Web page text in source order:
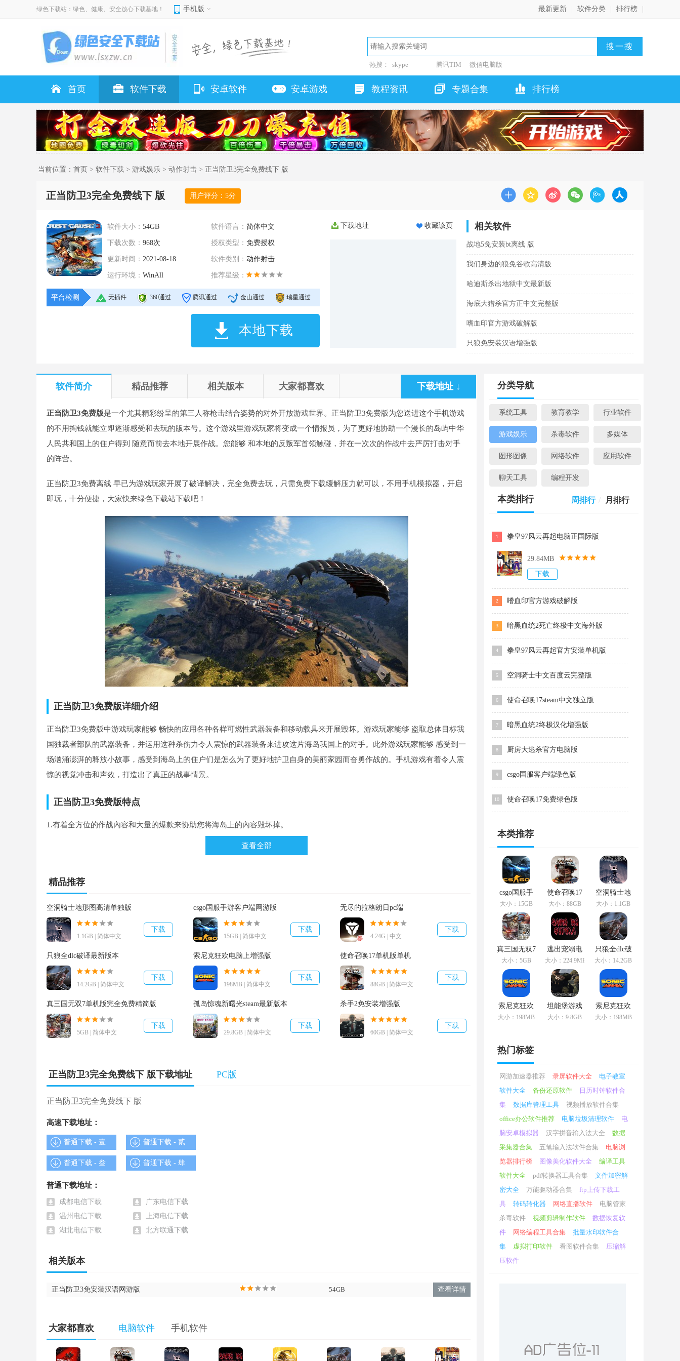
绿色下载站：绿色、健康、安全放心下载基地！ 手机版 最新更新 软件分类 排行榜
热搜： skype 腾讯TIM 微信电脑版
首页 软件下载 安卓软件 安卓游戏 教程资讯 专题合集 排行榜
当前位置： 首页 > 软件下载 > 游戏娱乐 > 动作射击 > 正当防卫3完全免费线下 版
正当防卫3完全免费线下 版 用户评分： 5分
软件大小： 54GB 软件语言： 简体中文
下载次数： 968次 授权类型： 免费授权
更新时间： 2021-08-18 软件类别： 动作射击
运行环境： WinAll 推荐星级：
平台检测 无插件 360通过 腾讯通过 金山通过 瑞星通过
本地下载
下载地址 收藏该页 相关软件
战地5免安装bt离线 版
我们身边的狼免谷歌高清版
哈迪斯杀出地狱中文最新版
海底大猎杀官方正中文完整版
嗜血印官方游戏破解版
只狼免安装汉语增强版
软件简介 精品推荐 相关版本 大家都喜欢 下载地址 ↓
正当防卫3免费版是一个尤其精彩纷呈的第三人称枪击结合姿势的对外开放游戏世界。正当防卫3免费版为您送进这个手机游戏
的不用掏钱就能立即逐渐感受和去玩的版本号。这个游戏里游戏玩家将变成一个情报员，为了更好地协助一个漫长的岛屿中华
人民共和国上的住户得到 随意而前去本地开展作战。您能够 和本地的反叛军首领触碰，并在一次次的作战中去严厉打击对手
的阵营。
正当防卫3免费离线 早已为游戏玩家开展了破译解决，完全免费去玩，只需免费下载缓解压力就可以，不用手机模拟器，开启
即玩，十分便捷，大家快来绿色下载站下载吧！
正当防卫3免费版详细介绍
正当防卫3免费版中游戏玩家能够 畅快的应用各种各样可燃性武器装备和移动载具来开展毁坏。游戏玩家能够 盗取总体目标我
国独裁者部队的武器装备，并运用这种杀伤力令人震惊的武器装备来进攻这片海岛我国上的对手。此外游戏玩家能够 感受到一
场汹涌澎湃的释放小故事，感受到海岛上的住户们是怎么为了更好地护卫自身的美丽家园而奋勇作战的。手机游戏有着令人震
惊的视觉冲击和声效，打造出了真正的战事情景。
正当防卫3免费版特点
1.有着全方位的作战內容和大量的爆款来协助您将海岛上的內容毁坏掉。
2.能够 根据埋伏的方法进到对手的军营生活内，开展出乎意料的严厉打击。
正当防卫3免费版测评
张弛有度的滑翔衣和滑行服则是大家穿行在竞技场以上的关键代步工具，相互配合钩爪应用可以使你快速的、脚不沾地的穿越
重生众多的地区。仅仅这套专用工具组成用起來沒有《蝙蝠侠》那套物品畅顺轻松，你需要一段时间的训练才可以能飞挥洒自
如。真正的状况是，游戏中一开始的情况下，你基本上毫无疑问会数次由于钩爪的发送视角不合理，察觉自己被难堪的吊在房
屋建筑的边缘，跨下满是对手看准你的臀部搂火。
正当防卫3免费版配备规定
查看全部
精品推荐
空洞骑士地形图高清单独版
1.1GB | 简体中文
下载
csgo国服手游客户端网游版
15GB | 简体中文
下载
无尽的拉格朗日pc端
4.24G | 中文
下载
只狼全dlc破译最新版本
14.2GB | 简体中文
下载
索尼克狂欢电脑上增强版
198MB | 简体中文
下载
使命召唤17单机版单机
88GB | 简体中文
下载
真三国无双7单机版完全免费精简版
5GB | 简体中文
下载
孤岛惊魂新曙光steam最新版本
29.8GB | 简体中文
下载
杀手2免安装增强版
60GB | 简体中文
下载
正当防卫3完全免费线下 版下载地址 PC版
正当防卫3完全免费线下 版
高速下载地址：
普通下载 - 壹 普通下载 - 贰
普通下载 - 叁 普通下载 - 肆
普通下载地址：
成都电信下载
广东电信下载
温州电信下载
上海电信下载
湖北电信下载
北方联通下载
相关版本
正当防卫3免安装汉语网游版 54GB 查看详情
大家都喜欢 电脑软件 手机软件
分类导航
系统工具 教育教学 行业软件
游戏娱乐 杀毒软件 多媒体
图形图像 网络软件 应用软件
聊天工具 编程开发
本类排行 周排行 月排行
1 拳皇97风云再起电脑正国际版
29.84MB
下载
2 嗜血印官方游戏破解版
3 暗黑血统2死亡终极中文海外版
4 拳皇97风云再起官方安装单机版
5 空洞骑士中文百度云完整版
6 使命召唤17steam中文独立版
7 暗黑血统2终极汉化增强版
8 厨房大逃杀官方电脑版
9 csgo国服客户端绿色版
10 使命召唤17免费绿色版
本类推荐
csgo国服手
游客户端网
游版
大小：15GB
使命召唤17
单机版单机
大小：88GB
空洞骑士地
形图高清单
大小：1.1GB
真三国无双7
单机版完全
免费精简版
大小：5GB
逃出宠溺电
脑上最新版
大小：224.9MB
只狼全dlc破
译最新版本
大小：14.2GB
索尼克狂欢
电脑上增强
大小：198MB
坦能堡游戏
汉化汉语破
译电脑版本
大小：9.8GB
索尼克狂欢
plus最新版
大小：198MB
热门标签
网游加速器推荐 录屏软件大全
电子教室
软件大全
备份还原软件
日历时钟软件合
集
数据库管理工具
视频播放软件合集
office办公软件推荐
电脑垃圾清理软件
电
脑安卓模拟器
汉字拼音输入法大全
数据
采集器合集
五笔输入法软件合集
电脑浏
览器排行榜
图像美化软件大全
编译工具
软件大全
pdf转换器工具合集
文件加密解
密大全
万能驱动器合集
ftp上传下载工
具
转码转化器 网络直播软件
电脑管家
杀毒软件
视频剪辑制作软件
数据恢复软
件
网络编程工具合集
批量水印软件合
集
虚拟打印软件 看图软件合集
压缩解
压软件